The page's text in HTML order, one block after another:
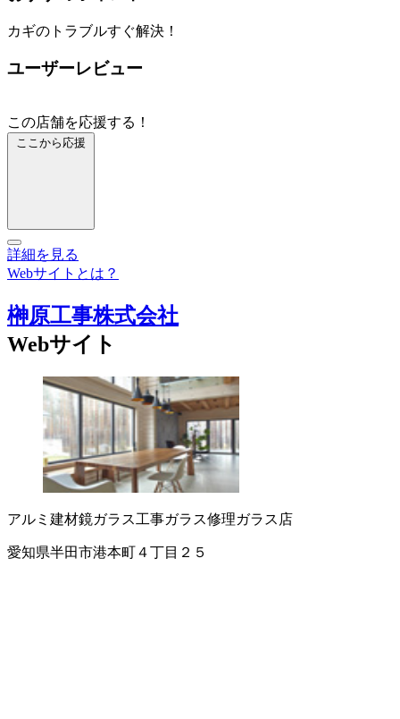
カギのトラブルすぐ解決！
ユーザーレビュー
この店舗を応援する！
ここから応援
詳細を見る
Webサイトとは？
榊原工事株式会社
Webサイト
アルミ建材鏡ガラス工事ガラス修理ガラス店
愛知県半田市港本町４丁目２５